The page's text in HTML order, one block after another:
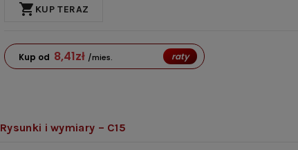
shopping_cart KUP TERAZ
Kup od 8,41zł /mies. raty
Rysunki i wymiary – C15